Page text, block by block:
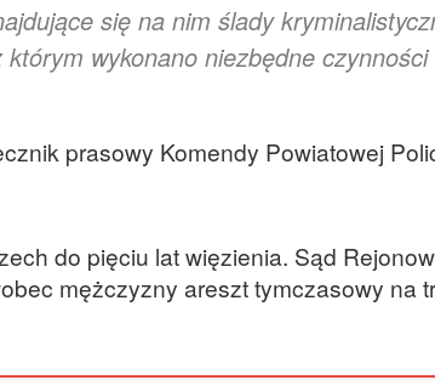
się na nim ślady
wykonano niezbędne czynności
prasowy Komendy Powiatowej
do pięciu lat więzienia. Sąd
mężczyzny areszt tymczasowy na